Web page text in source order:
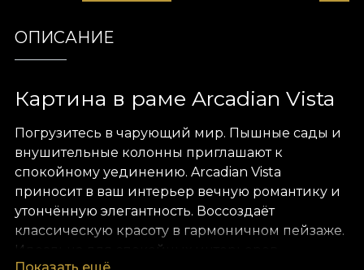
ОПИСАНИЕ
Картина в раме Arcadian Vista
Погрузитесь в чарующий мир. Пышные сады и
внушительные колонны приглашают к
спокойному уединению. Arcadian Vista
приносит в ваш интерьер вечную романтику и
утончённую элегантность. Воссоздаёт
классическую красоту в гармоничном пейзаже.
Идеальна для спокойных интерьеров.